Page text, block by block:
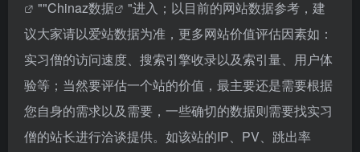
""Chinaz数据
"进入；以目前的网站数据参考，建
议大家请以爱站数据为准，更多网站价值评估因素如：
实习僧的访问速度、搜索引擎收录以及索引量、用户体
验等；当然要评估一个站的价值，最主要还是需要根据
您自身的需求以及需要，一些确切的数据则需要找实习
僧的站长进行洽谈提供。如该站的IP、PV、跳出率